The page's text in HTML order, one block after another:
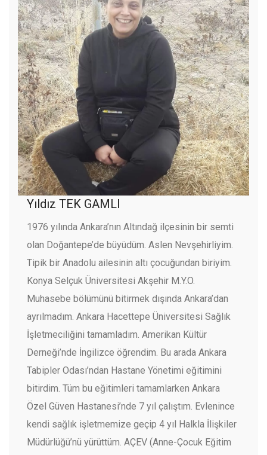
Yıldız TEK GAMLI
1976 yılında Ankara’nın Altındağ ilçesinin bir semti
olan Doğantepe’de büyüdüm. Aslen Nevşehirliyim.
Tipik bir Anadolu ailesinin altı çocuğundan biriyim.
Konya Selçuk Üniversitesi Akşehir M.Y.O.
Muhasebe bölümünü bitirmek dışında Ankara’dan
ayrılmadım. Ankara Hacettepe Üniversitesi Sağlık
İşletmeciliğini tamamladım. Amerikan Kültür
Derneği’nde İngilizce öğrendim. Bu arada Ankara
Tabipler Odası’ndan Hastane Yönetimi eğitimini
bitirdim. Tüm bu eğitimleri tamamlarken Ankara
Özel Güven Hastanesi’nde 7 yıl çalıştım. Evlenince
kendi sağlık işletmemize geçip 4 yıl Halkla İlişkiler
Müdürlüğü’nü yürüttüm. AÇEV (Anne-Çocuk Eğitim